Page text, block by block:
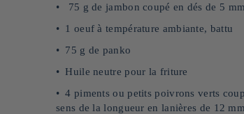
75 g de jambon coupé en dés de 5 mm
1 oeuf à température ambiante, battu
75 g de panko
Huile neutre pour la friture
4 piments ou petits poivrons verts
sens de la longueur en lanières de 12